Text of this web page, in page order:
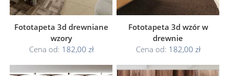
Fototapeta 3d drewniane
wzory
Cena od: 182,00 zł
Fototapeta 3d wzór w
drewnie
Cena od: 182,00 zł